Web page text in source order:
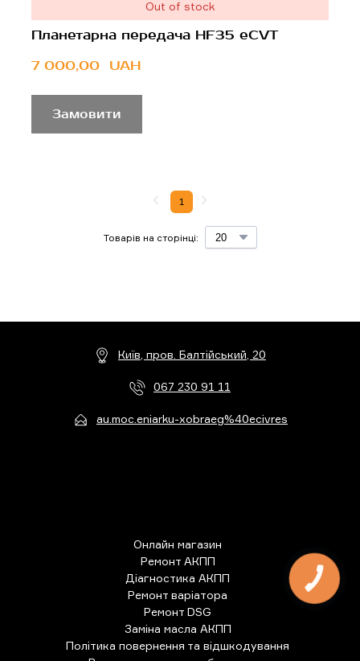
Out of stock
Планетарна передача HF35 eCVT
7 000,00  UAH
Замовити
Товарів на сторінці:
1
Київ, пров. Балтійський, 20
067 230 91 11
au.moc.eniarku-xobraeg%40ecivres
Онлайн магазин
Ремонт АКПП
Діагностика АКПП
Ремонт варіатора
Ремонт DSG
Заміна масла АКПП
Політика повернення та відшкодування
КНОПКА
ЗВ'ЯЗКУ